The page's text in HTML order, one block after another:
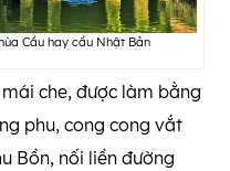
Cầu hay cầu Nhật Bản
che, được làm bằng
phu, cong cong vắt
Bồn, nối liền đường